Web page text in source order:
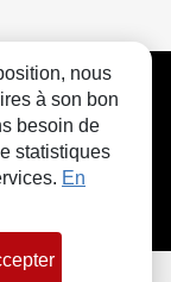
nous
à son bon
besoin de
statistiques
En